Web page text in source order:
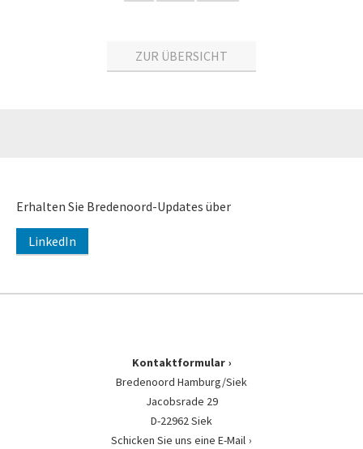
ZUR ÜBERSICHT
Erhalten Sie Bredenoord-Updates über
LinkedIn
Kontaktformular
Bredenoord Hamburg/Siek
Jacobsrade 29
D-22962 Siek
Schicken Sie uns eine E-Mail